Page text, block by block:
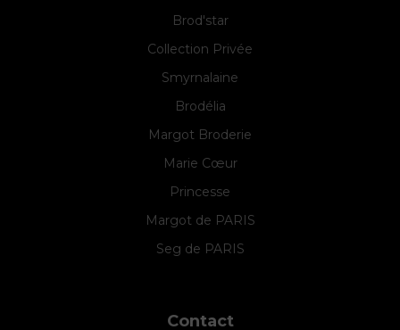
Brod'star
Collection Privée
Smyrnalaine
Brodélia
Margot Broderie
Marie Cœur
Princesse
Margot de PARIS
Seg de PARIS
Contact